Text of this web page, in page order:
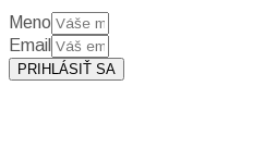
Meno
Email
PRIHLÁSIŤ SA